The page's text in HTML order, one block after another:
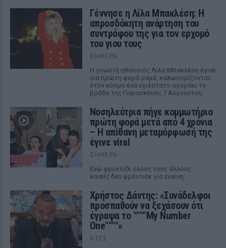
Γέννησε η Λίλα Μπακλέση: Η
απροσδόκητη ανάρτηση του
συντρόφου της για τον ερχομό
του γιου τους
ΣΉΜΕΡΑ
Η γνωστή ηθοποιός Λίλα Μπακλέση έγινε
για πρώτη φορά μαμά, καλωσορίζοντας
στον κόσμο ένα υγιέστατο αγοράκι το
βράδυ της Παρασκευής 7 Αυγούστου.
Νοσηλεύτρια πήγε κομμωτήριο
πρώτη φορά μετά από 4 χρόνια
– Η απίθανη μεταμόρφωσή της
έγινε viral
ΣΉΜΕΡΑ
Ενώ φρόντιζε όλους τους άλλους...
κανείς δεν φρόντισε για εκείνη
Χρήστος Δάντης: «Συνάδελφοι
προσπαθούν να ξεχάσουν ότι
έγραψα το """"My Number
One""""»
ΧΤΕΣ